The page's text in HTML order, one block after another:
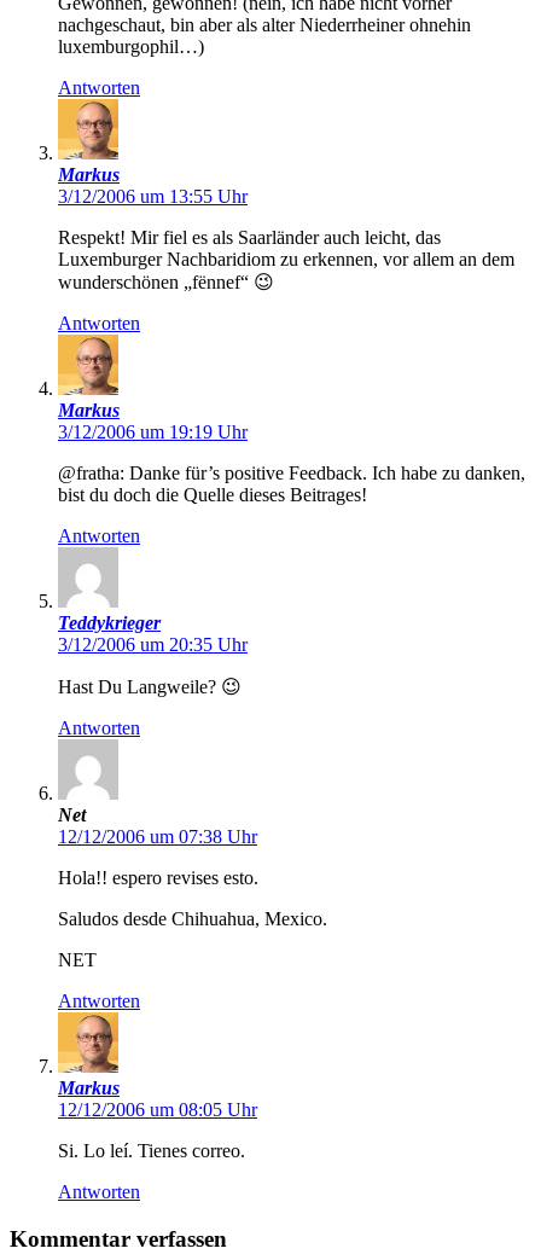
nachgeschaut, bin aber als alter Niederrheiner ohnehin
luxemburgophil…)
Antworten
Markus
3/12/2006 um 13:55 Uhr
Respekt! Mir fiel es als Saarländer auch leicht, das
Luxemburger Nachbaridiom zu erkennen, vor allem an dem
wunderschönen „fënnef“ 😉
Antworten
Markus
3/12/2006 um 19:19 Uhr
@fratha: Danke für’s positive Feedback. Ich habe zu danken,
bist du doch die Quelle dieses Beitrages!
Antworten
Teddykrieger
3/12/2006 um 20:35 Uhr
Hast Du Langweile? 😉
Antworten
Net
12/12/2006 um 07:38 Uhr
Hola!! espero revises esto.
Saludos desde Chihuahua, Mexico.
NET
Antworten
Markus
12/12/2006 um 08:05 Uhr
Si. Lo leí. Tienes correo.
Antworten
Kommentar verfassen